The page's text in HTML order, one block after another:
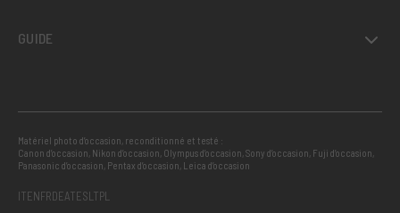
GUIDE
Matériel photo d’occasion, reconditionné et testé :
Canon d’occasion, Nikon d’occasion, Olympus d’occasion,Sony d’occasion, Fuji d’occasion,
Panasonic d’occasion, Pentax d’occasion, Leica d’occasion
ITENFRDEATESLTPL